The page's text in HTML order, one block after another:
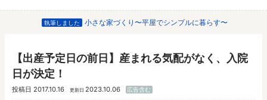
執筆しました 小さな家づくり〜平屋でシンプルに暮らす〜
【出産予定日の前日】産まれる気配がなく、入院
日が決定！
投稿日 2017.10.16 更新日 2023.10.06 広告含む